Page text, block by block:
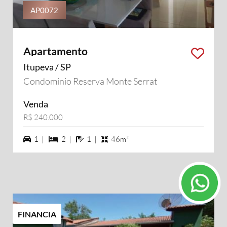
AP0072
Apartamento
Itupeva / SP
Condominio Reserva Monte Serrat
Venda
R$ 240.000
1 vagas na garagem
1 | 2 dormiórios
2 | 1 banheiros
1 | 46m²
FINANCIA